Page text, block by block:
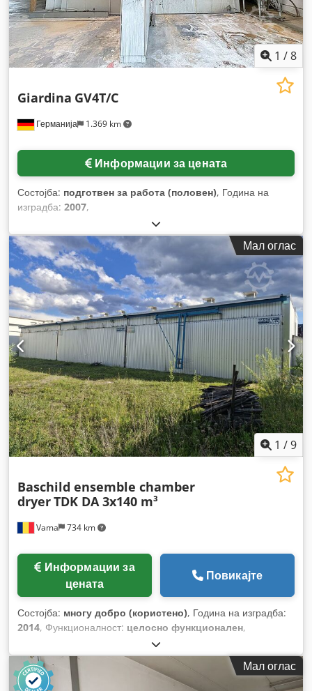
1 /8
Германија 1.369 km
Giardina GV4T/C
Информации за цената
Состојба: подготвен за работа (половен), Година на
изградба: 2007,
Мал оглас
1 /9
Vama 734 km
Baschild ensemble chamber
dryerTDK DA 3x140 m³
цената
Повикајте
Состојба: многу добро (користено), Година на изградба:
2014, Функционалност: целосно функционален,
Мал оглас